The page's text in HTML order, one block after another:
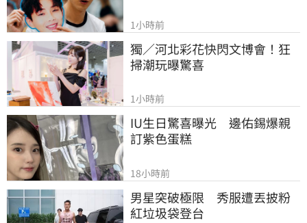
1小時前
獨／河北彩花快閃文博會！狂
掃潮玩曝驚喜
1小時前
IU生日驚喜曝光　邊佑錫爆親
訂紫色蛋糕
18小時前
男星突破極限　秀服遭丟披粉
紅垃圾袋登台